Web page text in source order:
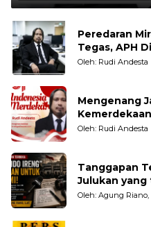
Peredaran
Tegas, APH
Tanpa
Oleh: Rudi Andesta
Mengenang
Kemerdekaan
Oleh: Rudi Andesta
Tanggapan
Julukan yang tidak Adil untuk Wartawan,
Pengamat dan
Oleh: Agung Riano,